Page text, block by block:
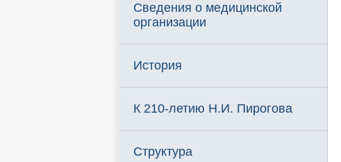
Сведения о медицинской
организации
История
К 210-летию Н.И. Пирогова
Структура